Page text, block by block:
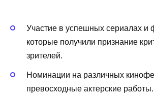
Участие в успешных сериалах и
которые получили признание
зрителей.
Номинации на различных
превосходные актерские работы.